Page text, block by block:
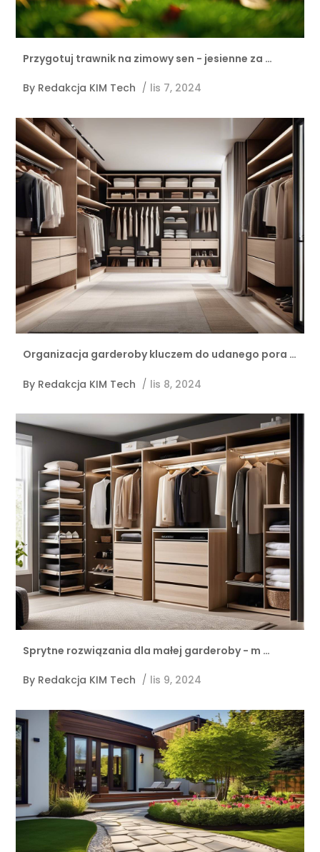
Przygotuj trawnik na zimowy sen - jesienne za …
By Redakcja KIM Tech / lis 7, 2024
Organizacja garderoby kluczem do udanego pora …
By Redakcja KIM Tech / lis 8, 2024
Sprytne rozwiązania dla małej garderoby - m …
By Redakcja KIM Tech / lis 9, 2024